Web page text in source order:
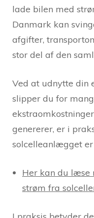
lade bilen med
Danmark kan
afgifter,
stor del af den
Ved at udnytte din
slipper du for
genererer, er i
solcelleanlægget
Her kan du læse
strøm fra